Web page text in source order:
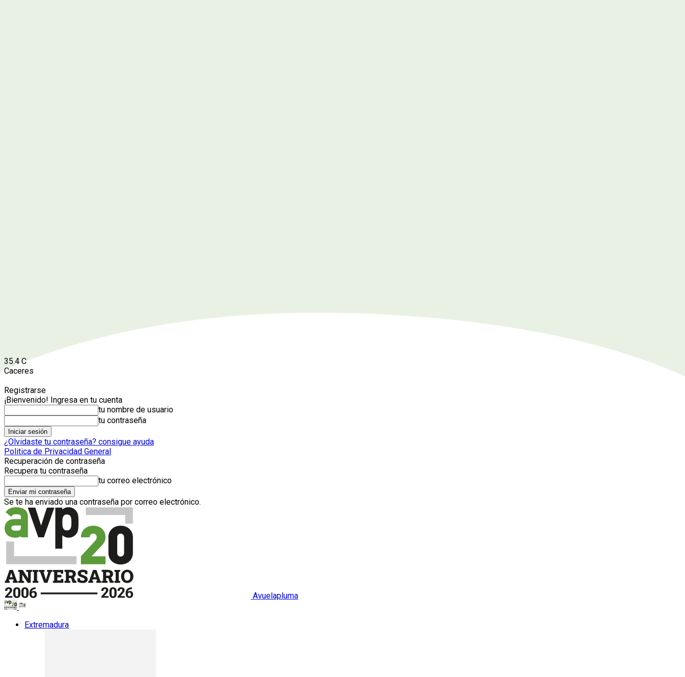
35.4 C
Caceres
Registrarse
¡Bienvenido! Ingresa en tu cuenta
tu nombre de usuario
tu contraseña
¿Olvidaste tu contraseña? consigue ayuda
Politica de Privacidad General
Recuperación de contraseña
Recupera tu contraseña
tu correo electrónico
Se te ha enviado una contraseña por correo electrónico.
Avuelapluma
Extremadura